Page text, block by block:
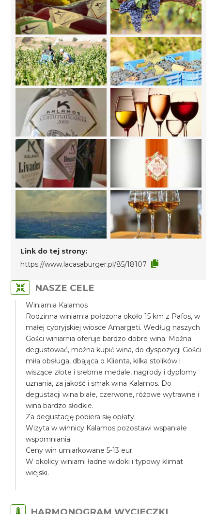
Link do tej strony:
https://www.lacasaburger.pl/85/18107
NASZE CELE
Winiarnia Kalamos
Rodzinna winiarnia położona około 15 km z Pafos, w
małej cypryjskiej wiosce Amargeti. Według naszych
Gości winiarnia oferuje bardzo dobre wina. Można
degustować, można kupić wina, do dyspozycji Gości
miła obsługa, dbająca o Klienta, kilka stolików i
wiszące złote i srebrne medale, nagrody i dyplomy
uznania, za jakość i smak wina Kalamos. Do
degustacji wina białe, czerwone, różowe wytrawne i
wina bardzo słodkie.
Za degustację pobiera się opłaty.
Wizyta w winnicy Kalamos pozostawi wspaniałe
wspomniania.
Ceny win umiarkowane 5-13 eur.
W okolicy winiarni ładne widoki i typowy klimat
wiejski.